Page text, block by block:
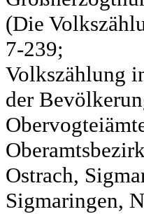
(Die
7-239;
Volkszählung
der
Ostrach,
Sigmaringen,